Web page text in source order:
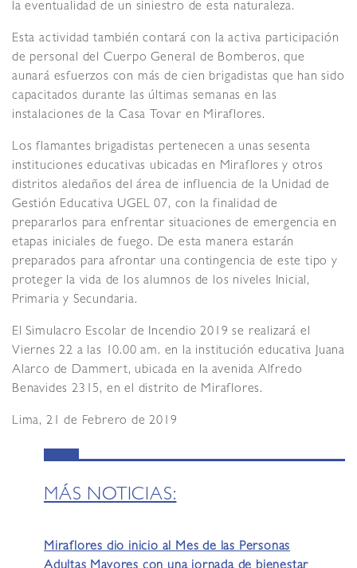
la eventualidad de un siniestro de esta naturaleza.
Esta actividad también contará con la activa participación
de personal del Cuerpo General de Bomberos, que
aunará esfuerzos con más de cien brigadistas que han sido
capacitados durante las últimas semanas en las
instalaciones de la Casa Tovar en Miraflores.
Los flamantes brigadistas pertenecen a unas sesenta
instituciones educativas ubicadas en Miraflores y otros
distritos aledaños del área de influencia de la Unidad de
Gestión Educativa UGEL 07, con la finalidad de
prepararlos para enfrentar situaciones de emergencia en
etapas iniciales de fuego. De esta manera estarán
preparados para afrontar una contingencia de este tipo y
proteger la vida de los alumnos de los niveles Inicial,
Primaria y Secundaria.
El Simulacro Escolar de Incendio 2019 se realizará el
Viernes 22 a las 10.00 am. en la institución educativa Juana
Alarco de Dammert, ubicada en la avenida Alfredo
Benavides 2315, en el distrito de Miraflores.
Lima, 21 de Febrero de 2019
MÁS NOTICIAS:
Miraflores dio inicio al Mes de las Personas